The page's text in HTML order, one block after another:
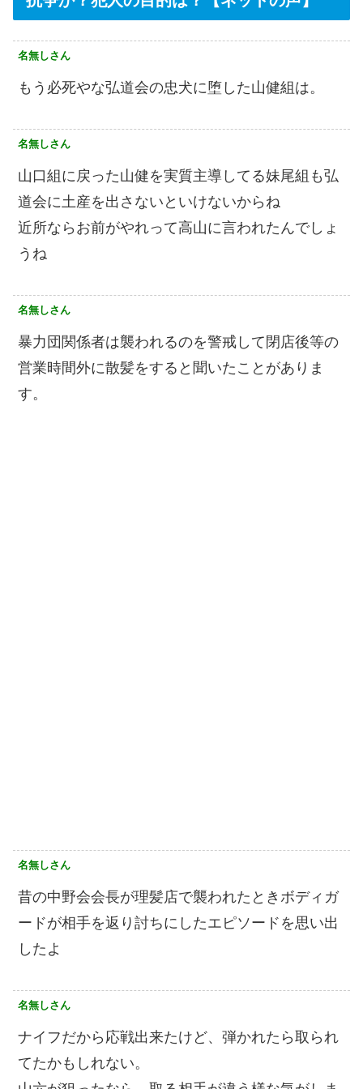
名無しさん
もう必死やな弘道会の忠犬に堕した山健組は。
名無しさん
山口組に戻った山健を実質主導してる妹尾組も弘
道会に土産を出さないといけないからね
近所ならお前がやれって高山に言われたんでしょ
うね
名無しさん
暴力団関係者は襲われるのを警戒して閉店後等の
営業時間外に散髪をすると聞いたことがありま
す。
名無しさん
昔の中野会会長が理髪店で襲われたときボディガ
ードが相手を返り討ちにしたエピソードを思い出
したよ
名無しさん
ナイフだから応戦出来たけど、弾かれたら取られ
てたかもしれない。